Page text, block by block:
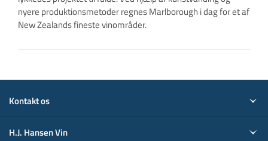
nyere produktionsmetoder regnes Marlborough i dag for et af
New Zealands fineste vinområder.
Kontakt os
H.J. Hansen Vin